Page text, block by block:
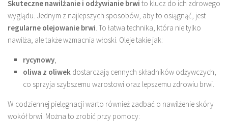
Skuteczne nawilżanie i odżywianie brwi to klucz do ich zdrowego
wyglądu. Jednym z najlepszych sposobów, aby to osiągnąć, jest
regularne olejowanie brwi. To łatwa technika, która nie tylko
nawilża, ale także wzmacnia włoski. Oleje takie jak:
rycynowy,
oliwa z oliwek dostarczają cennych składników odżywczych,
co sprzyja szybszemu wzrostowi oraz lepszemu zdrowiu brwi.
W codziennej pielęgnacji warto również zadbać o nawilżenie skóry
wokół brwi. Można to zrobić przy pomocy: